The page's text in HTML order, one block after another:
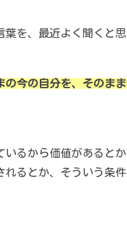
葉を、最近よく聞くと思
の今の自分を、そのま
いるから価値があると
れるとか、そういう条